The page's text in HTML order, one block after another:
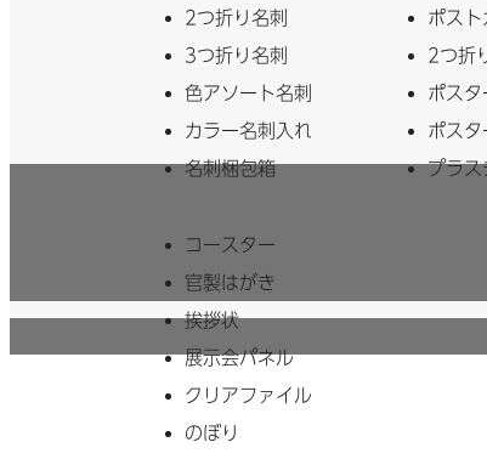
2つ折り名刺
3つ折り名刺
色アソート名刺
カラー名刺入れ
名刺梱包箱
ポスト
2つ折
ポスタ
ポスタ
プラス
コースター
官製はがき
挨拶状
展示会パネル
クリアファイル
のぼり